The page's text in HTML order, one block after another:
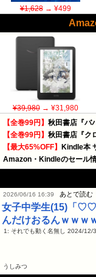
¥1,628→ ¥499
¥39,980→ ¥31,980
【全巻99円】 秋田書店『バ
【全巻99円】 秋田書店『ク
【最大65%OFF】 Kindle本
Amazon・Kindleのセール
2026/06/16 16:39 あとで読む
女子中学生(15)「
んだけおるんｗｗｗ
1: それでも動く名無し 2024/12/
うしみつ